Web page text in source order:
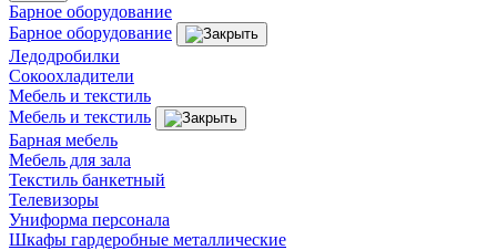
Барное оборудование
Барное оборудование
Ледодробилки
Сокоохладители
Мебель и текстиль
Мебель и текстиль
Барная мебель
Мебель для зала
Текстиль банкетный
Телевизоры
Униформа персонала
Шкафы гардеробные металлические